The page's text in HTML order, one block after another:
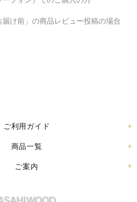
届け前」の商品レビュー投稿の場合
ご利用ガイド
商品一覧
ご案内